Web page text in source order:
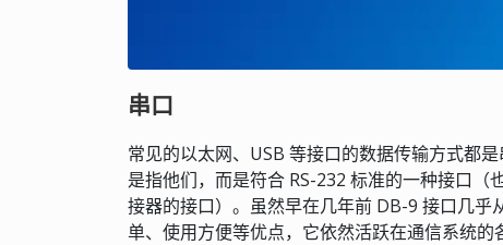
串口
常见的以太网、USB 等接口的数据传输方式都
是指他们，而是符合 RS-232 标准的一种接口
接器的接口）。虽然早在几年前 DB-9 接口几
单、使用方便等优点，它依然活跃在通信系统的